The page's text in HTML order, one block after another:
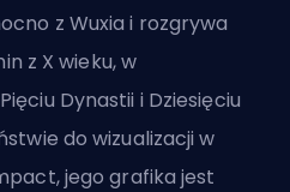
z Wuxia i rozgrywa
z X wieku, w
Dynastii i Dziesięciu
do wizualizacji w
jego grafika jest